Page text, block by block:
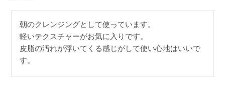
朝のクレンジングとして使っています。
軽いテクスチャーがお気に入りです。
皮脂の汚れが浮いてくる感じがして使い心地はいいで